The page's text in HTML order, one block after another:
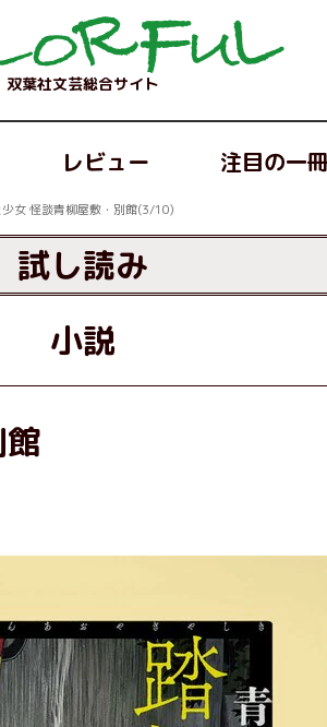
双葉社文芸総合サイト
レビュー 注目の一
少女 怪談青柳屋敷・別館(3/10)
試し読み
小説